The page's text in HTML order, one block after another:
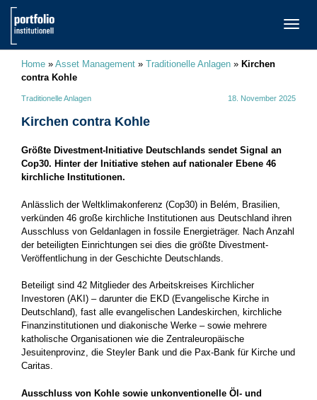
Home » Asset Management » Traditionelle Anlagen » Kirchen
contra Kohle
Traditionelle Anlagen 18. November 2025
Kirchen contra Kohle
Größte Divestment-Initiative Deutschlands sendet Signal an
Cop30. Hinter der Initiative stehen auf nationaler Ebene 46
kirchliche Institutionen.
Anlässlich der Weltklimakonferenz (Cop30) in Belém, Brasilien,
verkünden 46 große kirchliche Institutionen aus Deutschland ihren
Ausschluss von Geldanlagen in fossile Energieträger. Nach Anzahl
der beteiligten Einrichtungen sei dies die größte Divestment-
Veröffentlichung in der Geschichte Deutschlands.
Beteiligt sind 42 Mitglieder des Arbeitskreises Kirchlicher
Investoren (AKI) – darunter die EKD (Evangelische Kirche in
Deutschland), fast alle evangelischen Landeskirchen, kirchliche
Finanzinstitutionen und diakonische Werke – sowie mehrere
katholische Organisationen wie die Zentraleuropäische
Jesuitenprovinz, die Steyler Bank und die Pax-Bank für Kirche und
Caritas.
Ausschluss von Kohle sowie unkonventionelle Öl- und